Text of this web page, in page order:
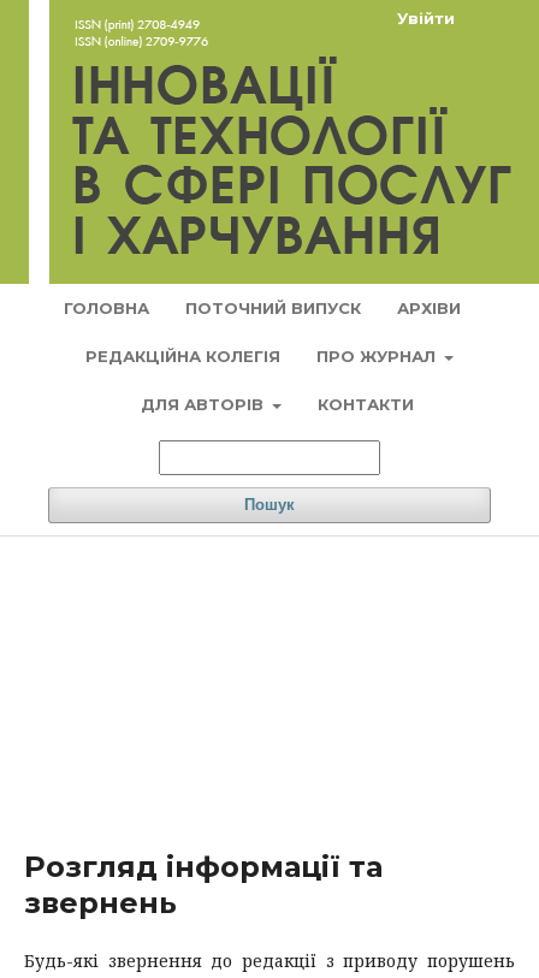
ГОЛОВНА ПОТОЧНИЙ ВИПУСК АРХІВИ
РЕДАКЦІЙНА КОЛЕГІЯ ПРО ЖУРНАЛ
ДЛЯ АВТОРІВ КОНТАКТИ
Пошук
Увійти
Розгляд інформації та
звернень
Будь-які звернення до редакції з приводу порушень